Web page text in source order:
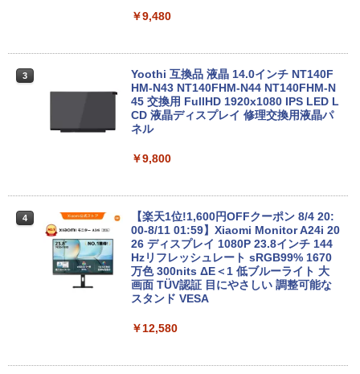
￥17,800
3
最大180日保証｜第10世代｜中古ノート
パソコン Windows11 office付き｜Core
i3 第10世代｜メモリ8GB SSD256GB｜1
5.6インチ｜メーカー選択可能｜整備済み
中古パソコン｜Microsoft office 2019搭
ソコン｜中古ノートPC｜ノートPC
【新品】【楽天1位！】ノートパソコン
新品第13世代CPU搭載ノートPC Office
付きノートパソコン 初心者向け Window
s11 初期設定済 Webカメラ zoom 日本語
キーボード 14.1型 Intel Celeron メモリ
ジネス 大学生 プレゼント 学生向け
クトップPC FUJITSU ESPRIMO Q558/B
￥22,800
/ DDR4メモリ8GB / SSD256GBWin11Pr
￥28,800
中古美品 フルHD 23.8インチ液晶一体型
Fujitsu ESPRIMO K558/B (FMVK1000
1) / Windows11/ 超高性能 第9世代Core
付き/ Win11【デスクトップ 中古パソコ
￥9,480
3
Yoothi 互換品 液晶 14.0インチ NT140F
HM-N43 NT140FHM-N44 NT140FHM-N
45 交換用 FullHD 1920x1080 IPS LED L
CD 液晶ディスプレイ 修理交換用液晶パ
ネル
￥9,800
4
【楽天1位!1,600円OFFクーポン 8/4 20:
00-8/11 01:59】Xiaomi Monitor A24i 20
26 ディスプレイ 1080P 23.8インチ 144
Hzリフレッシュレート sRGB99% 1670
万色 300nits ΔE＜1 低ブルーライト 大
画面 TÜV認証 目にやさしい 調整可能な
スタンド VESA
￥12,580